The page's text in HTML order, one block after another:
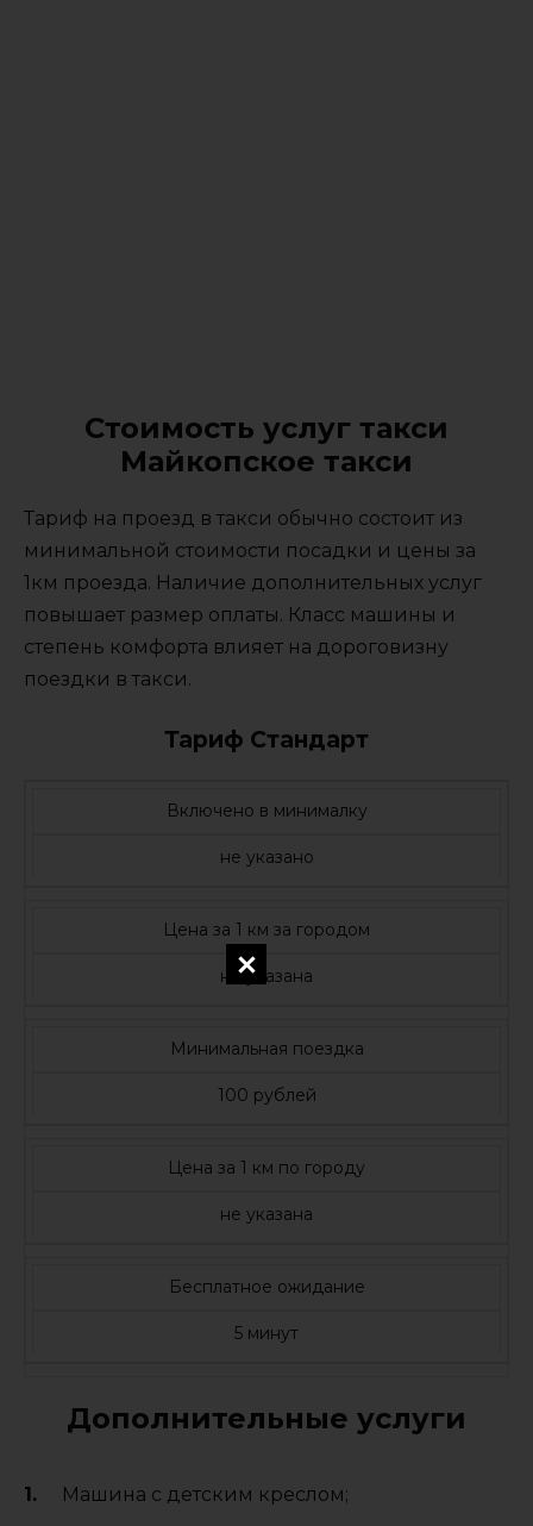
Стоимость услуг такси
Майкопское такси
Тариф на проезд в такси обычно состоит из
минимальной стоимости посадки и цены за
1км проезда. Наличие дополнительных услуг
повышает размер оплаты. Класс машины и
степень комфорта влияет на дороговизну
поездки в такси.
Тариф Стандарт
Включено в минималку
не указано
Цена за 1 км за городом
не указана
Минимальная поездка
100 рублей
Цена за 1 км по городу
не указана
Бесплатное ожидание
5 минут
Дополнительные услуги
Машина с детским креслом;